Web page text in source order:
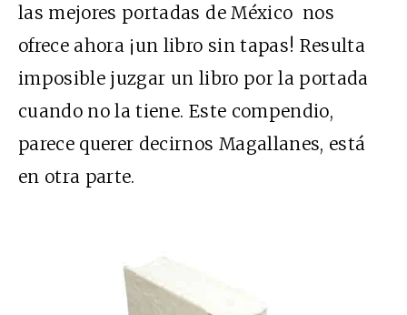
las mejores portadas de México nos
ofrece ahora ¡un libro sin tapas! Resulta
imposible juzgar un libro por la portada
cuando no la tiene. Este compendio,
parece querer decirnos Magallanes, está
en otra parte.